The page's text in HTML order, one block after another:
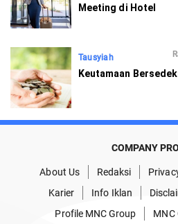
Meeting di Hotel
Tausyiah
Keutamaan
COMPANY
About Us Redaksi
Karier
Info Iklan
Profile MNC Group
MNC